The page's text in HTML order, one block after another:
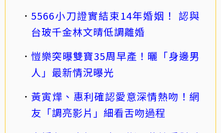
5566小刀證實結束14年婚姻！ 認與
台玻千金林文晴低調離婚
愷樂突曝雙寶35周早產！曬「身邊男
人」最新情況曝光
黃寅燁、惠利確認愛意深情熱吻！網
友「調亮影片」細看舌吻過程